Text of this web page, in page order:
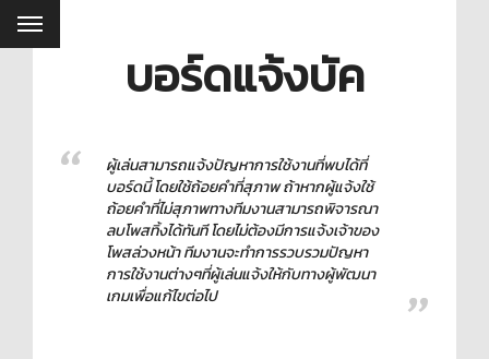
บอร์ดแจ้งบัค
ผู้เล่นสามารถแจ้งปัญหาการใช้งานที่พบได้ที่
บอร์ดนี้ โดยใช้ถ้อยคำที่สุภาพ ถ้าหากผู้แจ้งใช้
ถ้อยคำที่ไม่สุภาพทางทีมงานสามารถพิจารณา
ลบโพสทิ้งได้ทันที โดยไม่ต้องมีการแจ้งเจ้าของ
โพสล่วงหน้า ทีมงานจะทำการรวบรวมปัญหา
การใช้งานต่างๆที่ผู้เล่นแจ้งให้กับทางผู้พัฒนา
เกมเพื่อแก้ไขต่อไป